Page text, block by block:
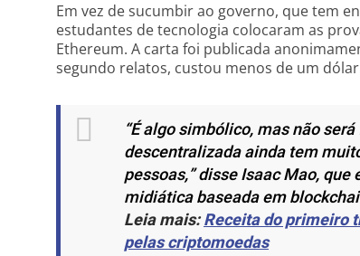
Em vez de sucumbir ao governo, que tem
estudantes de tecnologia colocaram as
Ethereum. A carta foi publicada
segundo relatos, custou menos de um
“É algo simbólico, mas não
descentralizada ainda tem
pessoas,”disse Isaac Mao, que
midiática baseada em
Leia mais:Receita do primeiro
pelas criptomoedas